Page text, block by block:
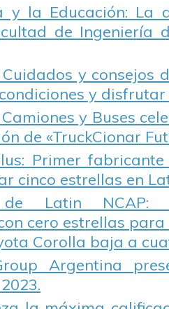
y la Educación: La
de Ingeniería
y consejos
y disfrutar
y Buses
de «TruckCionar
Primer
cinco estrellas en
de Latin NCAP:
cero estrellas para
Corolla baja a
Argentina